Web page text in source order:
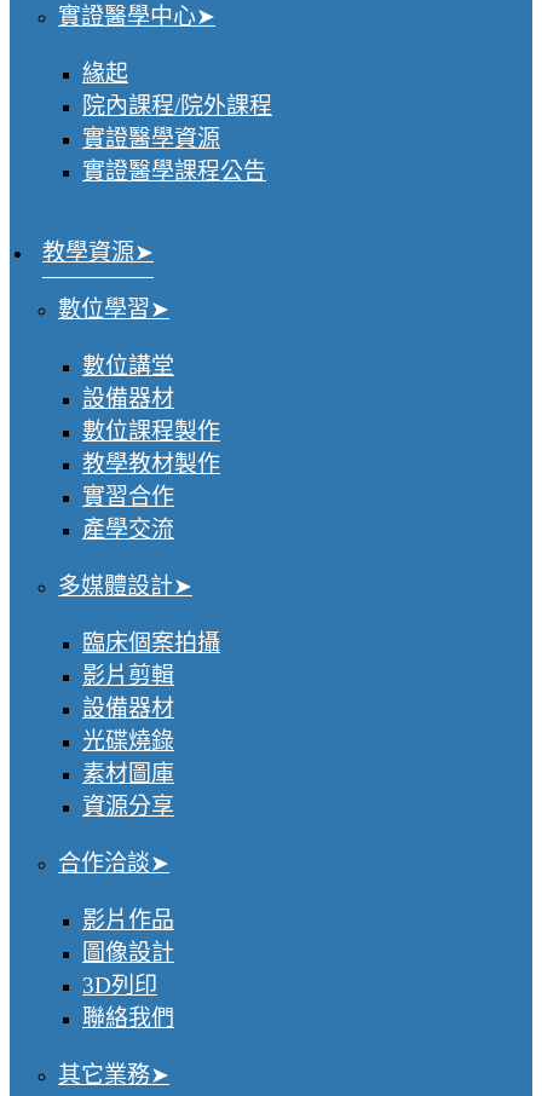
實證醫學中心
緣起
院內課程/院外課程
實證醫學資源
實證醫學課程公告
教學資源
數位學習
數位講堂
設備器材
數位課程製作
教學教材製作
實習合作
產學交流
多媒體設計
臨床個案拍攝
影片剪輯
設備器材
光碟燒錄
素材圖庫
資源分享
合作洽談
影片作品
圖像設計
3D列印
聯絡我們
其它業務